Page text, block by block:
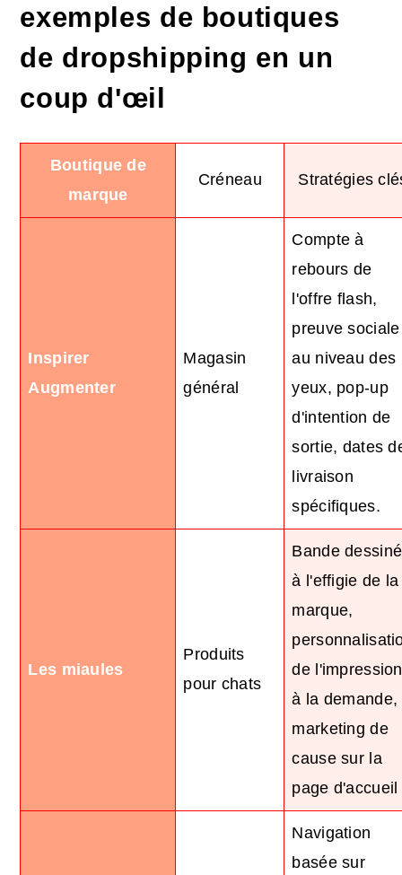
exemples de boutiques
de dropshipping en un
coup d'œil
Boutique de
marque
Créneau Stratégies
Inspirer
Augmenter
Magasin
général
Compte à
rebours de
l'offre flash,
preuve sociale
au niveau des
yeux, pop-up
d'intention de
sortie, dates
livraison
spécifiques.
Les miaules
Produits
pour chats
Bande
à l'effigie de la
marque,
de l'impression
à la demande,
marketing de
cause sur la
page d'accueil
Navigation
basée sur